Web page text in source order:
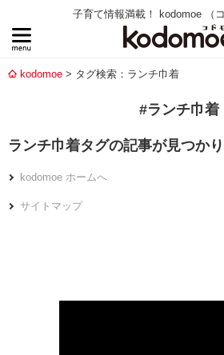
子育て情報満載！ kodomoe （
kodomoe タグ検索：ランチ巾着
#ランチ巾着
ランチ巾着タグの記事が見つかり
kodomoe ホームへ
サイトマップ